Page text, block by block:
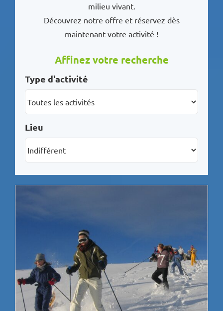
milieu vivant.
Découvrez notre offre et réservez dès
maintenant votre activité !
Affinez votre recherche
Type d'activité
Lieu